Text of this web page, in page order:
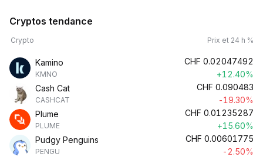
Cryptos tendance
Crypto Prix et 24 h %
Kamino
KMNO
CHF 0.02047492
+12.40%
Cash Cat
CASHCAT
CHF 0.090483
-19.30%
Plume
PLUME
CHF 0.01235287
+15.60%
Pudgy Penguins
PENGU
CHF 0.00601775
-2.50%